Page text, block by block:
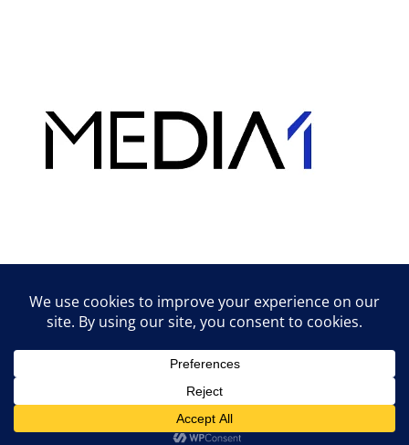
Lifestyle tippek & trükkök
© 2026 vipcast.hu powered by Media1• Készült
GeneratePress